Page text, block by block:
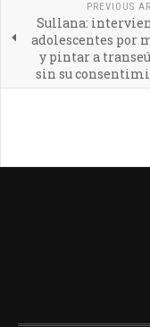
PREVIOUS
Sullana:
adolescentes por
y pintar a
sin su